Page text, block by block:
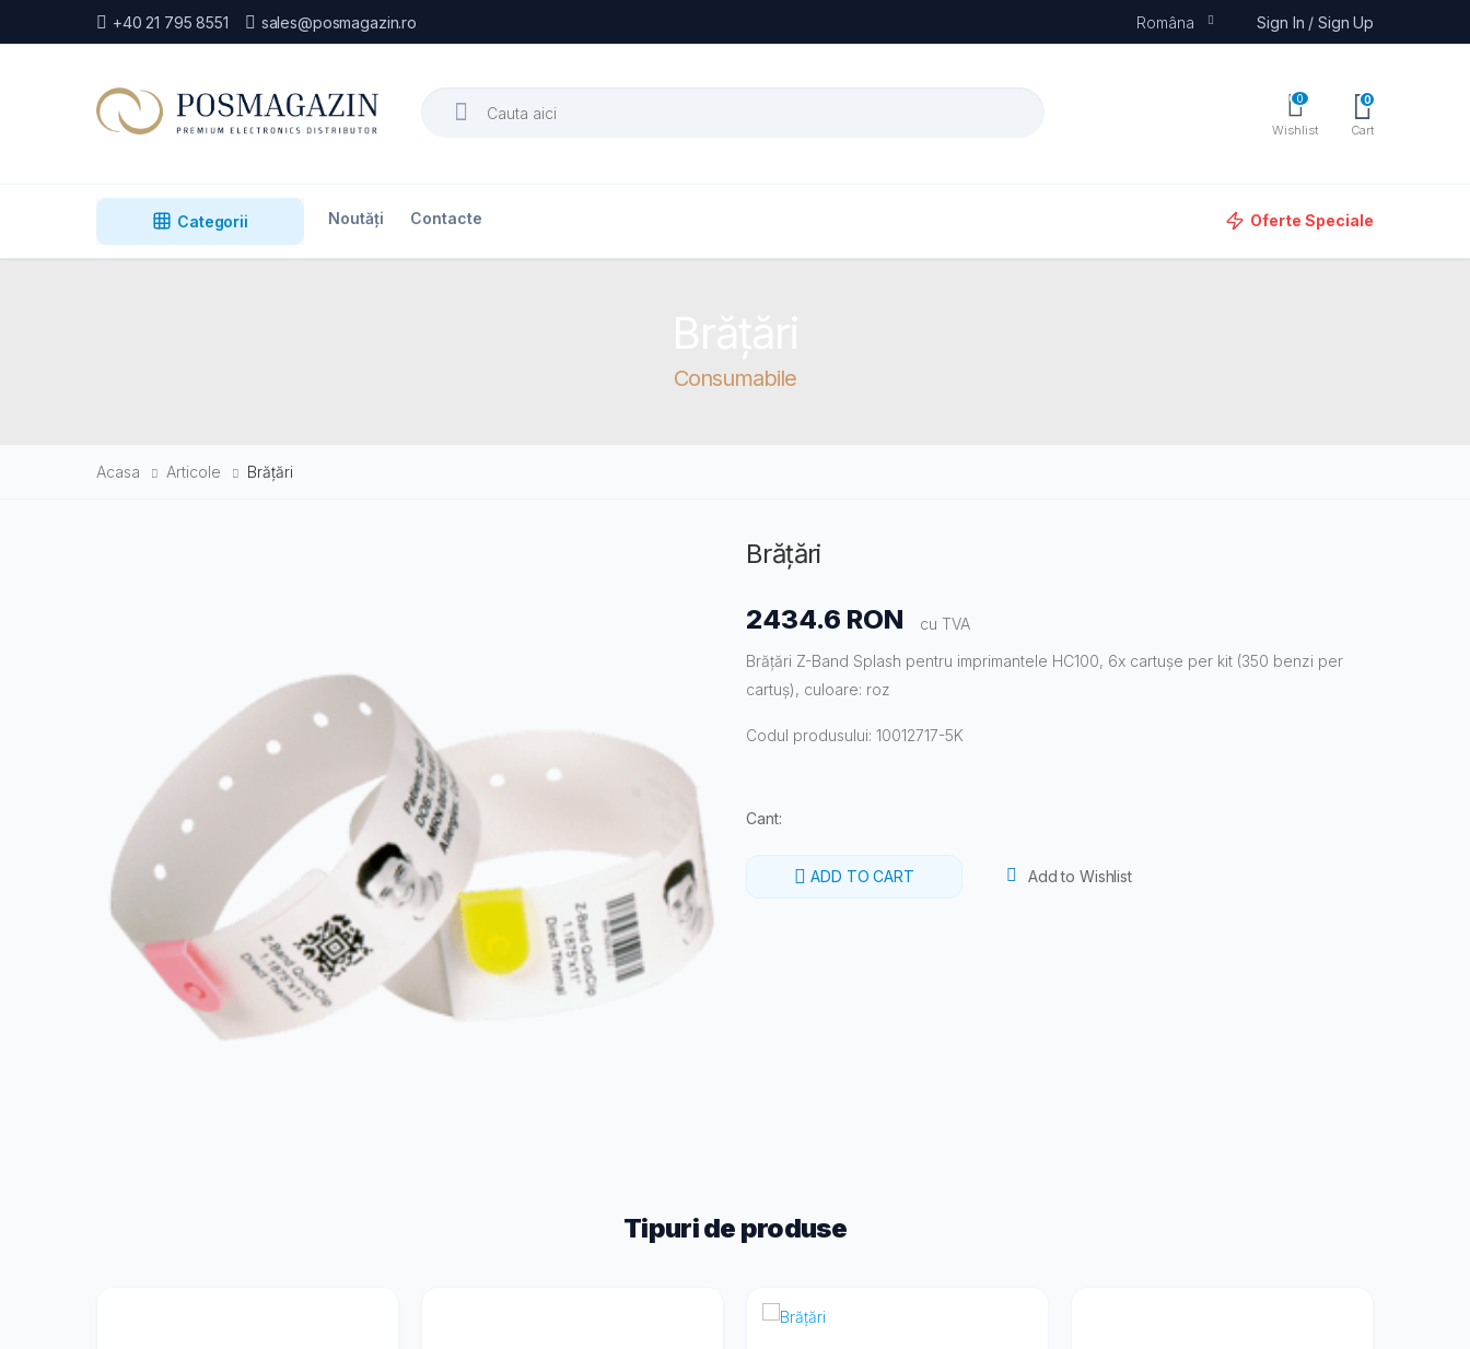
+40 21 795 8551 sales@posmagazin.ro Româna Sign In / Sign Up
0
Wishlist
0
Cart
Categorii Noutăți Contacte Oferte Speciale
Consumabile
Acasa Articole Brățări
Brățări
2434.6 RON
cu TVA
Brățări Z-Band Splash pentru imprimantele HC100, 6x cartușe per kit (350 benzi per
cartuș), culoare: roz
Codul produsului: 10012717-5K
Cant:
ADD TO CART Add to Wishlist
Tipuri de produse